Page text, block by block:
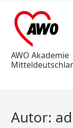
AWO Akademie
Autor: